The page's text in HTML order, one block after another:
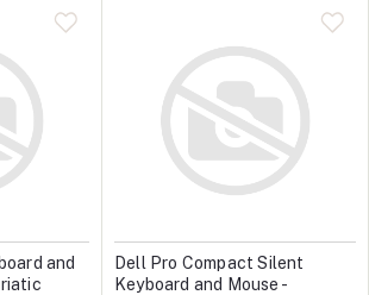
and
Dell Pro Compact Silent
Keyboard and Mouse -